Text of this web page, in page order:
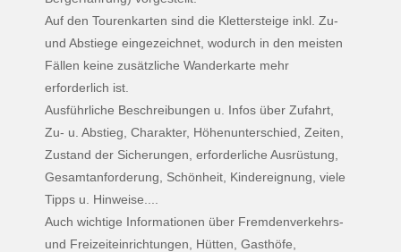
Auf den Tourenkarten sind die Klettersteige inkl. Zu-
und Abstiege eingezeichnet, wodurch in den meisten
Fällen keine zusätzliche Wanderkarte mehr
erforderlich ist.
Ausführliche Beschreibungen u. Infos über Zufahrt,
Zu- u. Abstieg, Charakter, Höhenunterschied, Zeiten,
Zustand der Sicherungen, erforderliche Ausrüstung,
Gesamtanforderung, Schönheit, Kindereignung, viele
Tipps u. Hinweise....
Auch wichtige Informationen über Fremdenverkehrs-
und Freizeiteinrichtungen, Hütten, Gasthöfe,